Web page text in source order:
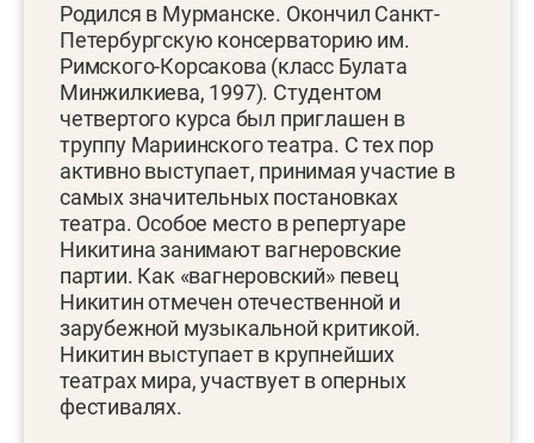
Родился в Мурманске. Окончил Санкт-
Петербургскую консерваторию им.
Римского-Корсакова (класс Булата
Минжилкиева, 1997). Студентом
четвертого курса был приглашен в
труппу Мариинского театра. С тех пор
активно выступает, принимая участие в
самых значительных постановках
театра. Особое место в репертуаре
Никитина занимают вагнеровские
партии. Как «вагнеровский» певец
Никитин отмечен отечественной и
зарубежной музыкальной критикой.
Никитин выступает в крупнейших
театрах мира, участвует в оперных
фестивалях.